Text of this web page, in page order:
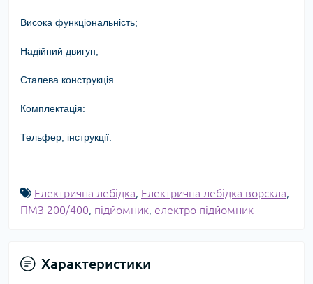
Висока функціональність;
Надійний двигун;
Сталева конструкція.
Комплектація:
Тельфер, інструкції.
Електрична лебідка, Електрична лебідка ворскла,
ПМЗ 200/400, підйомник, електро підйомник
Характеристики